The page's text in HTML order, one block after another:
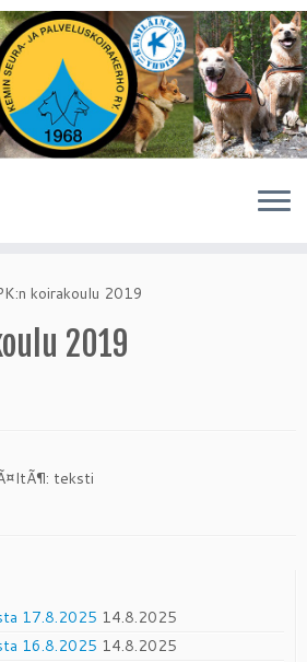
koirakoulu 2019
2019
17.8.2025 14.8.2025
16.8.2025 14.8.2025